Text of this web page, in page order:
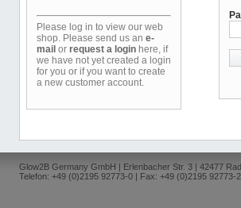
Please log in to view our web
shop. Please send us an e-
mail or request a login here, if
we have not yet created a login
for you or if you want to create
a new customer account.
Glow2B Germany GmbH | Erlenbacher Str. 3 | 42477
Telefon: +49 (0)2195 92773-0 | Fax: +49 (0)2195 92773-